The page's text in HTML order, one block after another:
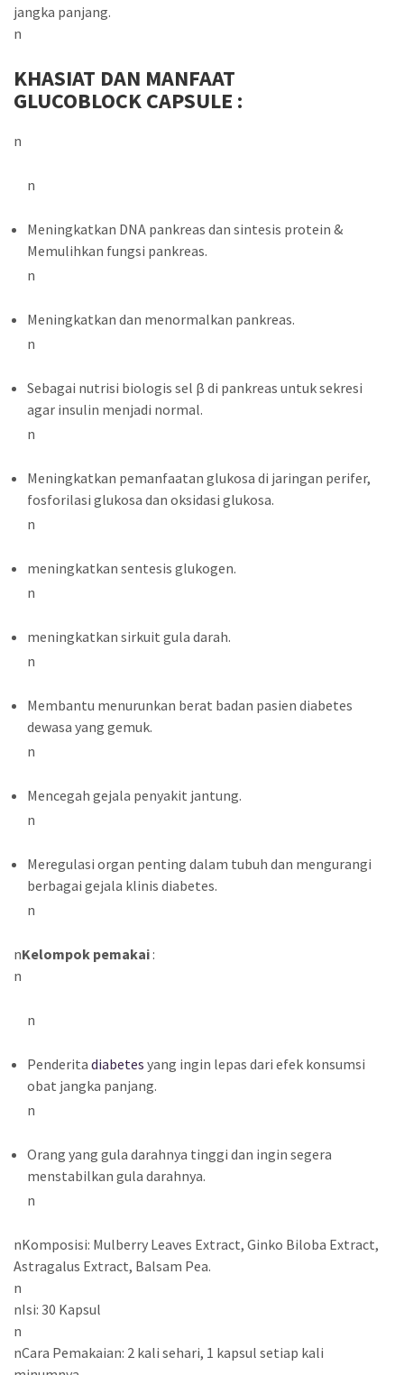
jangka panjang.
n
KHASIAT DAN MANFAAT
GLUCOBLOCK CAPSULE :
n
n
Meningkatkan DNA pankreas dan sintesis protein &
Memulihkan fungsi pankreas.
n
Meningkatkan dan menormalkan pankreas.
n
Sebagai nutrisi biologis sel β di pankreas untuk sekresi
agar insulin menjadi normal.
n
Meningkatkan pemanfaatan glukosa di jaringan perifer,
fosforilasi glukosa dan oksidasi glukosa.
n
meningkatkan sentesis glukogen.
n
meningkatkan sirkuit gula darah.
n
Membantu menurunkan berat badan pasien diabetes
dewasa yang gemuk.
n
Mencegah gejala penyakit jantung.
n
Meregulasi organ penting dalam tubuh dan mengurangi
berbagai gejala klinis diabetes.
n
nKelompok pemakai :
n
n
Penderita diabetes yang ingin lepas dari efek konsumsi
obat jangka panjang.
n
Orang yang gula darahnya tinggi dan ingin segera
menstabilkan gula darahnya.
n
nKomposisi: Mulberry Leaves Extract, Ginko Biloba Extract,
Astragalus Extract, Balsam Pea.
n
nIsi: 30 Kapsul
n
nCara Pemakaian: 2 kali sehari, 1 kapsul setiap kali